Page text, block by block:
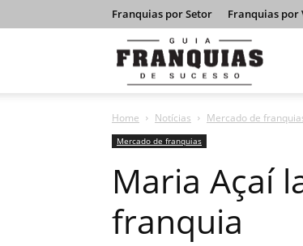
Franquias por Setor Franquias por
Home Notícias Mercado de
Mercado de franquias
Maria Açaí
franquia